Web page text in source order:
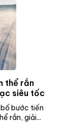
thể rắn
siêu tốc
bước tiến
rắn, giải...